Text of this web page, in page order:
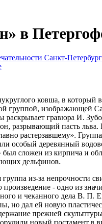
в
Санкт-
ковша, в
группой, изображающей
раскрывает гравюра И.
разрывающий пасть
растерзавшему».
особый деревянный
был сложен из кирпича и
дельфинов.
из-за непрочности
- одно из
и чеканного дела В. П.
но дал ей новую
прежней
новый постамент в